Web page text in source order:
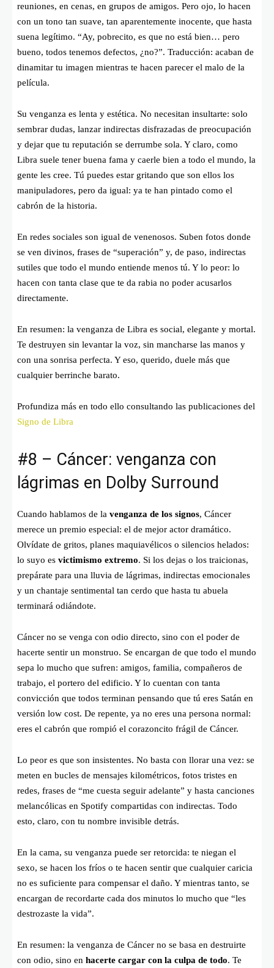
reuniones, en cenas, en grupos de amigos. Pero ojo, lo hacen
con un tono tan suave, tan aparentemente inocente, que hasta
suena legítimo. “Ay, pobrecito, es que no está bien… pero
bueno, todos tenemos defectos, ¿no?”. Traducción: acaban de
dinamitar tu imagen mientras te hacen parecer el malo de la
película.
Su venganza es lenta y estética. No necesitan insultarte: solo
sembrar dudas, lanzar indirectas disfrazadas de preocupación
y dejar que tu reputación se derrumbe sola. Y claro, como
Libra suele tener buena fama y caerle bien a todo el mundo, la
gente les cree. Tú puedes estar gritando que son ellos los
manipuladores, pero da igual: ya te han pintado como el
cabrón de la historia.
En redes sociales son igual de venenosos. Suben fotos donde
se ven divinos, frases de “superación” y, de paso, indirectas
sutiles que todo el mundo entiende menos tú. Y lo peor: lo
hacen con tanta clase que te da rabia no poder acusarlos
directamente.
En resumen: la venganza de Libra es social, elegante y mortal.
Te destruyen sin levantar la voz, sin mancharse las manos y
con una sonrisa perfecta. Y eso, querido, duele más que
cualquier berrinche barato.
Profundiza más en todo ello consultando las publicaciones del
Signo de Libra
#8 – Cáncer: venganza con
lágrimas en Dolby Surround
Cuando hablamos de la venganza de los signos, Cáncer
merece un premio especial: el de mejor actor dramático.
Olvídate de gritos, planes maquiavélicos o silencios helados:
lo suyo es victimismo extremo. Si los dejas o los traicionas,
prepárate para una lluvia de lágrimas, indirectas emocionales
y un chantaje sentimental tan cerdo que hasta tu abuela
terminará odiándote.
Cáncer no se venga con odio directo, sino con el poder de
hacerte sentir un monstruo. Se encargan de que todo el mundo
sepa lo mucho que sufren: amigos, familia, compañeros de
trabajo, el portero del edificio. Y lo cuentan con tanta
convicción que todos terminan pensando que tú eres Satán en
versión low cost. De repente, ya no eres una persona normal:
eres el cabrón que rompió el corazoncito frágil de Cáncer.
Lo peor es que son insistentes. No basta con llorar una vez: se
meten en bucles de mensajes kilométricos, fotos tristes en
redes, frases de “me cuesta seguir adelante” y hasta canciones
melancólicas en Spotify compartidas con indirectas. Todo
esto, claro, con tu nombre invisible detrás.
En la cama, su venganza puede ser retorcida: te niegan el
sexo, se hacen los fríos o te hacen sentir que cualquier caricia
no es suficiente para compensar el daño. Y mientras tanto, se
encargan de recordarte cada dos minutos lo mucho que “les
destrozaste la vida”.
En resumen: la venganza de Cáncer no se basa en destruirte
con odio, sino en hacerte cargar con la culpa de todo. Te